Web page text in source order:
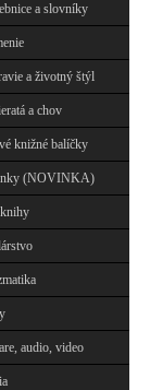
a slovníky
a životný štýl
a chov
knižné balíčky
(NOVINKA)
audio, video